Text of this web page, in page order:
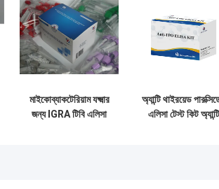
মাইকোব্যাকটেরিয়াম যক্ষ্মার
জন্য IGRA টিবি এলিসা
অ্যান্টি থাইরয়েড
এলিসা টেস্ট কিট অ্যান্টি